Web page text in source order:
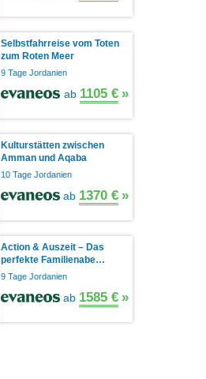
Selbstfahrreise vom Toten
zum Roten Meer
9 Tage Jordanien
ab 1105 € »
Kulturstätten zwischen
Amman und Aqaba
10 Tage Jordanien
ab 1370 € »
Action & Auszeit – Das
perfekte Familienabe…
9 Tage Jordanien
ab 1585 € »